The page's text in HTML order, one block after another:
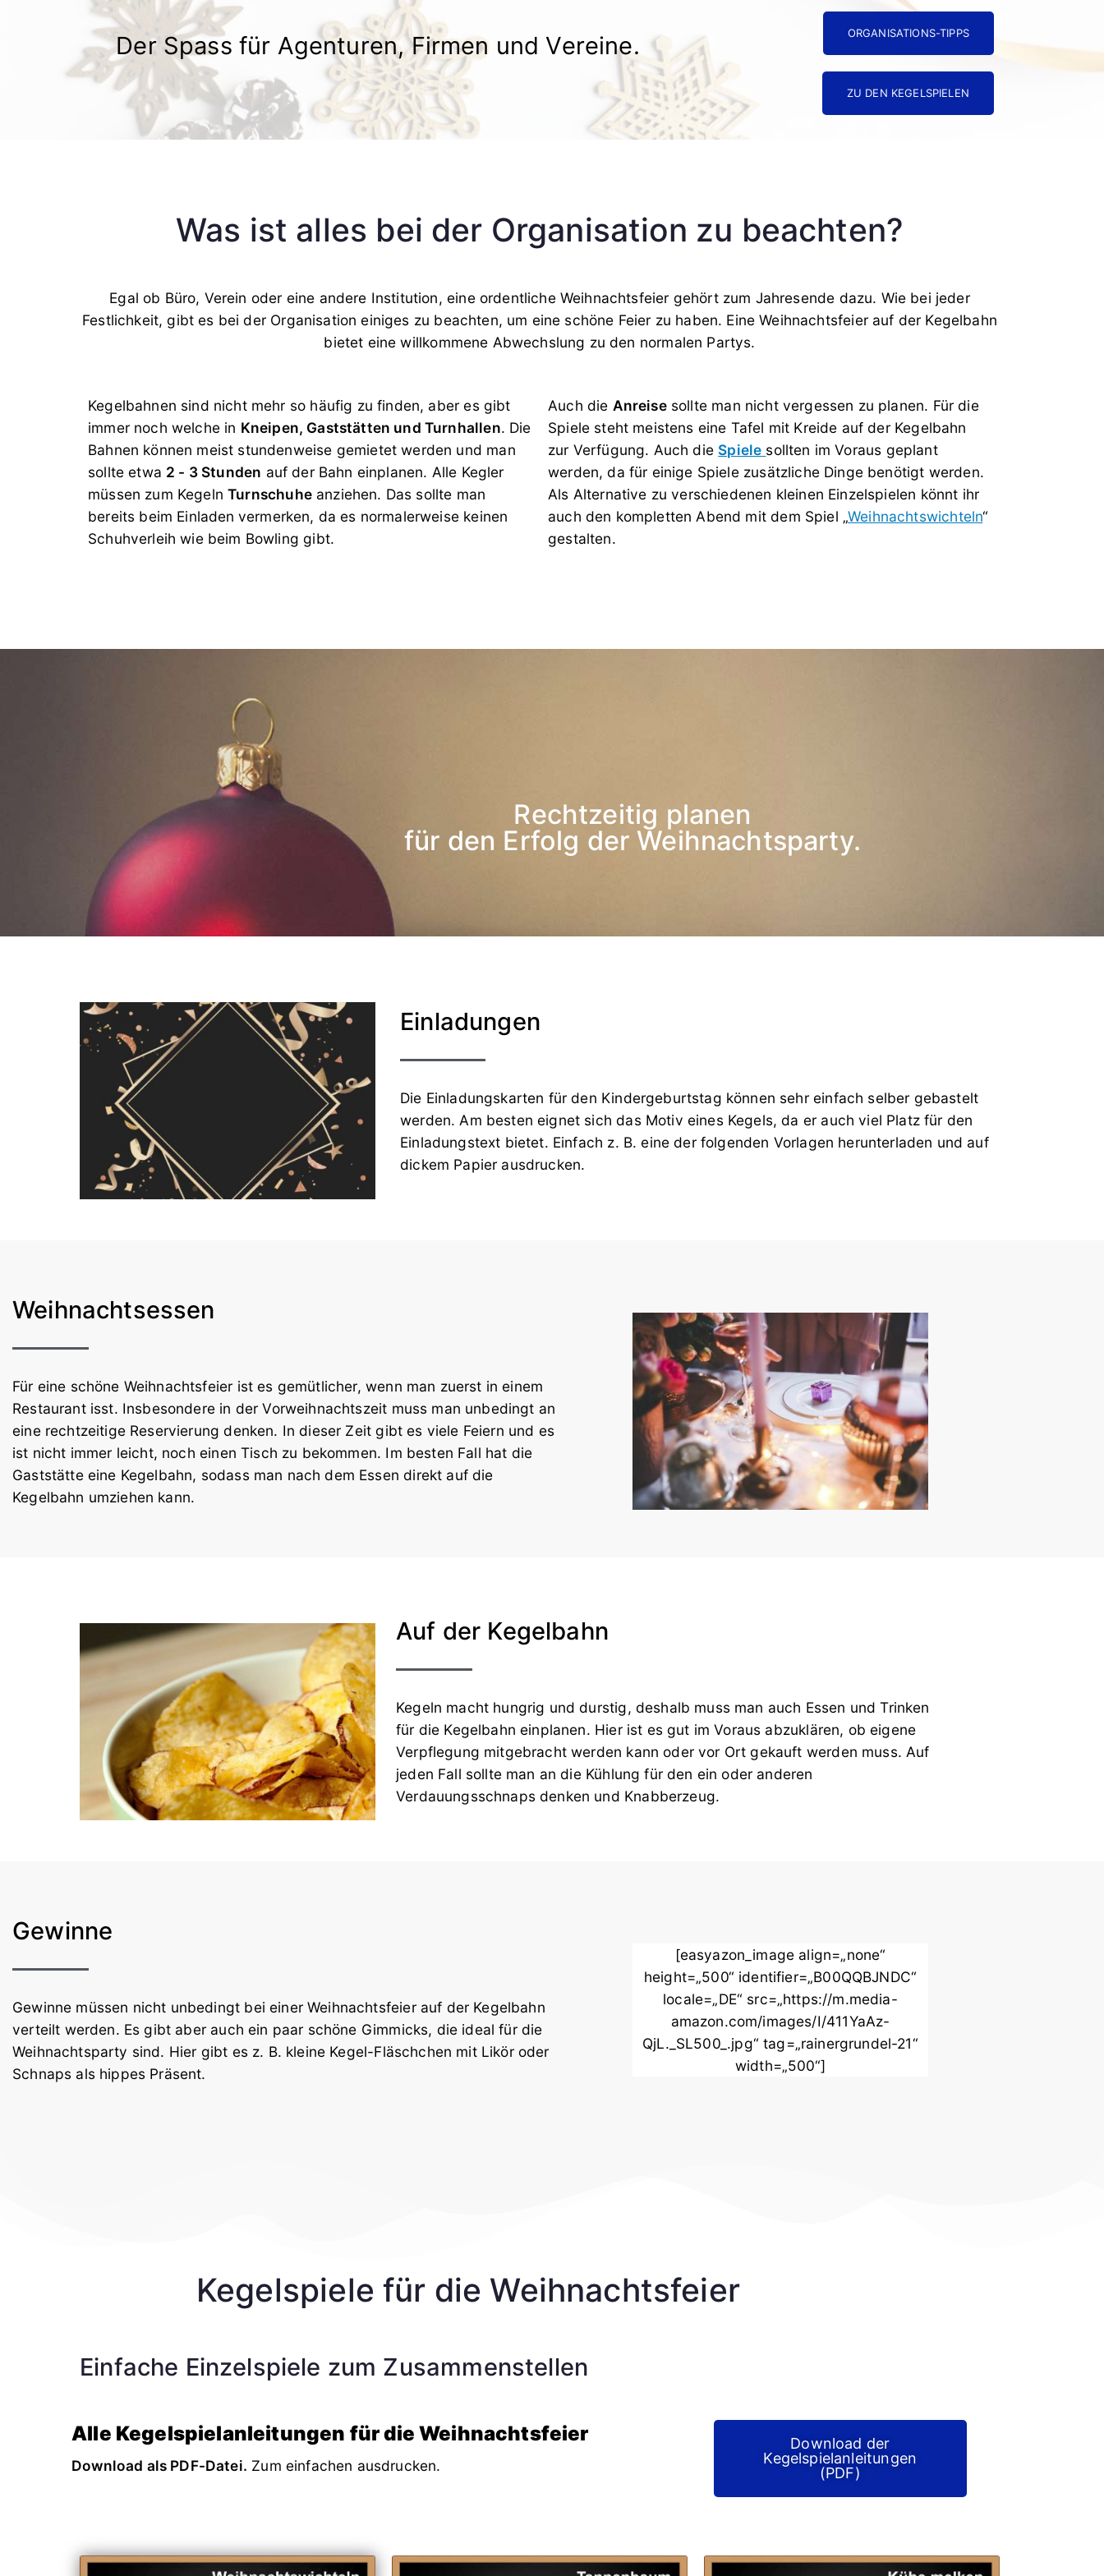
Der Spass für Agenturen, Firmen und Vereine.​ ORGANISATIONS-TIPPS
ZU DEN KEGELSPIELEN
Was ist alles bei der Organisation zu beachten?
Egal ob Büro, Verein oder eine andere Institution, eine ordentliche Weihnachtsfeier gehört zum Jahresende dazu. Wie bei jeder
Festlichkeit, gibt es bei der Organisation einiges zu beachten, um eine schöne Feier zu haben. Eine Weihnachtsfeier auf der Kegelbahn
bietet eine willkommene Abwechslung zu den normalen Partys.
Kegelbahnen sind nicht mehr so häufig zu finden, aber es gibt
immer noch welche in Kneipen, Gaststätten und Turnhallen. Die
Bahnen können meist stundenweise gemietet werden und man
sollte etwa 2 - 3 Stunden auf der Bahn einplanen. Alle Kegler
müssen zum KegelnTurnschuheanziehen. Das sollte man
bereits beim Einladen vermerken, da es normalerweise keinen
Schuhverleih wie beim Bowling gibt.
Auch die Anreisesollte man nicht vergessen zu planen. Für die
Spiele steht meistens eine Tafel mit Kreide auf der Kegelbahn
zur Verfügung. Auch dieSpiele sollten im Voraus geplant
werden, da für einige Spiele zusätzliche Dinge benötigt werden.
Als Alternative zu verschiedenen kleinen Einzelspielen könnt ihr
auch den kompletten Abend mit dem Spiel „Weihnachtswichteln“
gestalten.
Rechtzeitig planen
für den Erfolg der Weihnachtsparty.
Einladungen
Die Einladungskarten für den Kindergeburtstag können sehr einfach selber gebastelt
werden. Am besten eignet sich das Motiv eines Kegels, da er auch viel Platz für den
Einladungstext bietet. Einfach z. B. eine der folgenden Vorlagen herunterladen und auf
dickem Papier ausdrucken.
Weihnachtsessen
Für eine schöne Weihnachtsfeier ist es gemütlicher, wenn man zuerst in einem
Restaurant isst. Insbesondere in der Vorweihnachtszeit muss man unbedingt an
eine rechtzeitige Reservierung denken. In dieser Zeit gibt es viele Feiern und es
ist nicht immer leicht, noch einen Tisch zu bekommen. Im besten Fall hat die
Gaststätte eine Kegelbahn, sodass man nach dem Essen direkt auf die
Kegelbahn umziehen kann.
Auf der Kegelbahn
Kegeln macht hungrig und durstig, deshalb muss man auch Essen und Trinken
für die Kegelbahn einplanen. Hier ist es gut im Voraus abzuklären, ob eigene
Verpflegung mitgebracht werden kann oder vor Ort gekauft werden muss. Auf
jeden Fall sollte man an die Kühlung für den ein oder anderen
Verdauungsschnaps denken und Knabberzeug.
Gewinne
Gewinne müssen nicht unbedingt bei einer Weihnachtsfeier auf der Kegelbahn
verteilt werden. Es gibt aber auch ein paar schöne Gimmicks, die ideal für die
Weihnachtsparty sind. Hier gibt es z. B. kleine Kegel-Fläschchen mit Likör oder
Schnaps als hippes Präsent.
[easyazon_image align=„none“
height=„500“ identifier=„B00QQBJNDC“
locale=„DE“ src=„https://m.media-
amazon.com/images/I/411YaAz-
QjL._SL500_.jpg“ tag=„rainergrundel-21“
width=„500“]
Kegelspiele für die Weihnachtsfeier
Einfache Einzelspiele zum Zusammenstellen
Alle Kegelspielanleitungen für die Weihnachtsfeier
Download als PDF-Datei. Zum einfachen ausdrucken.
Download der
Kegelspielanleitungen
(PDF)